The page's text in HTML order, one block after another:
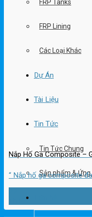
FRP Tanks
FRP Lining
Các Loại Khác
Dự Án
Tài Liệu
Tin Tức
Tin Tức Chung
Sản phẩm & Ứng
Nắp Hố Ga Composite –
“ Nắp hố ga composite